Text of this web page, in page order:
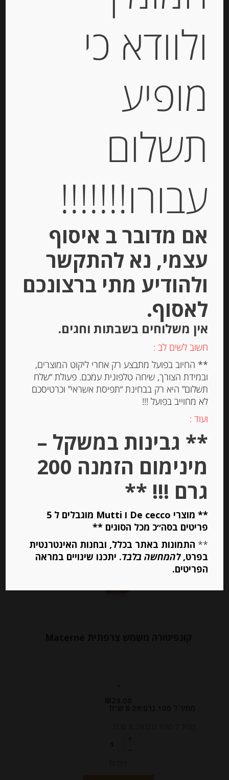
סירופ אגבה
-
יחידות
הוספה לסל
Out of
Stock
מעדן אגסים, “Maxim’s”
יחידות
הוספה לסל
Out of
-
ולוודא כי
מופיע
תשלום
עבורו!!!!!!!
אם מדובר ב איסוף
עצמי, נא להתקשר
ולהודיע מתי ברצונכם
לאסוף.
אין משלוחים בשבתות וחגים.
חשוב לשים לב :
** החיוב בפועל מתבצע רק אחרי ליקוט המוצרים,
ובמידת הצורך, שיחה טלפונית עמכם. פעולת “שלח
תשלום” היא רק בבחינת “תפיסת אשראי” וכרטיסכם
לא מחוייב בפועל !!!
ועוד :
** גבינות במשקל –
מינימום הזמנה 200
גרם !!! **
** מוצרי De cecco ו Mutti מוגבלים ל 5
פריטים בסה״כ מכל הסוגים **
** התמונות באתר בכלל, ובחנות האינטרנטית
בפרט,להמחשה בלבד. יתכנו שינויים במראה
הפריטים.